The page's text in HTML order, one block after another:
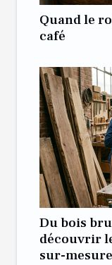
Quand le
café
Du bois
découvrir
sur-mesure